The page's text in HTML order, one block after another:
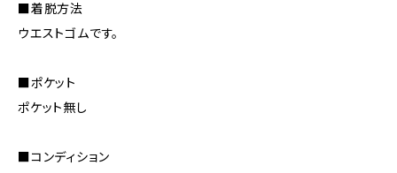
■着脱方法
ウエストゴムです。
■ポケット
ポケット無し
■コンディション